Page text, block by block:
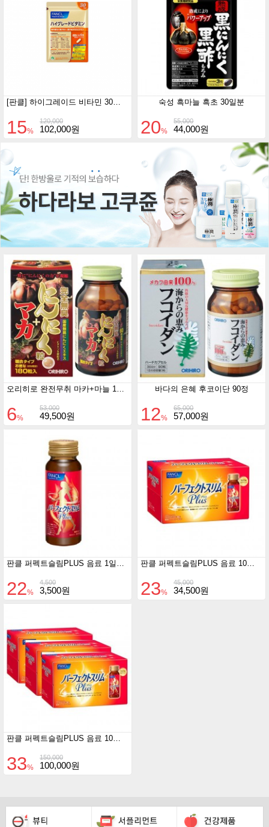
[판클] 하이그레이드 비타민 30일분 3개 세트
120,000
15% 102,000원
숙성 흑마늘 흑초 30일분
55,000
20% 44,000원
53,000
6% 49,500원
바다의 은혜 후코이단 90정
65,000
12% 57,000원
판클 퍼펙트슬림PLUS 음료 1일분 50ml
4,500
22% 3,500원
판클 퍼펙트슬림PLUS 음료 10일분 50ml x 10EA
45,000
23% 34,500원
150,000
33% 100,000원